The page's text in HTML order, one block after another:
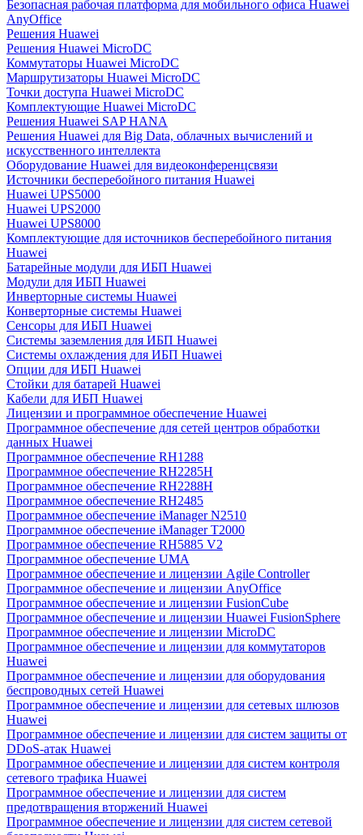
Безопасная рабочая платформа для мобильного офиса Huawei
AnyOffice
Решения Huawei
Решения Huawei MicroDC
Коммутаторы Huawei MicroDC
Маршрутизаторы Huawei MicroDC
Точки доступа Huawei MicroDC
Комплектующие Huawei MicroDC
Решения Huawei SAP HANA
Решения Huawei для Big Data, облачных вычислений и
искусственного интеллекта
Оборудование Huawei для видеоконференцсвязи
Источники бесперебойного питания Huawei
Huawei UPS5000
Huawei UPS2000
Huawei UPS8000
Комплектующие для источников бесперебойного питания
Huawei
Батарейные модули для ИБП Huawei
Модули для ИБП Huawei
Инверторные системы Huawei
Конверторные системы Huawei
Сенсоры для ИБП Huawei
Системы заземления для ИБП Huawei
Системы охлаждения для ИБП Huawei
Опции для ИБП Huawei
Стойки для батарей Huawei
Кабели для ИБП Huawei
Лицензии и программное обеспечение Huawei
Программное обеспечение для сетей центров обработки
данных Huawei
Программное обеспечение RH1288
Программное обеспечение RH2285H
Программное обеспечение RH2288H
Программное обеспечение RH2485
Программное обеспечение iManager N2510
Программное обеспечение iManager T2000
Программное обеспечение RH5885 V2
Программное обеспечение UMA
Программное обеспечение и лицензии Agile Controller
Программное обеспечение и лицензии AnyOffice
Программное обеспечение и лицензии FusionCube
Программное обеспечение и лицензии Huawei FusionSphere
Программное обеспечение и лицензии MicroDC
Программное обеспечение и лицензии для коммутаторов
Huawei
Программное обеспечение и лицензии для оборудования
беспроводных сетей Huawei
Программное обеспечение и лицензии для сетевых шлюзов
Huawei
Программное обеспечение и лицензии для систем защиты от
DDoS-атак Huawei
Программное обеспечение и лицензии для систем контроля
сетевого трафика Huawei
Программное обеспечение и лицензии для систем
предотвращения вторжений Huawei
Программное обеспечение и лицензии для систем сетевой